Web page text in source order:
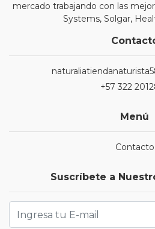
mercado trabajando con las
Systems, Solgar,
+57 322
Menú
Contacto
Suscríbete a